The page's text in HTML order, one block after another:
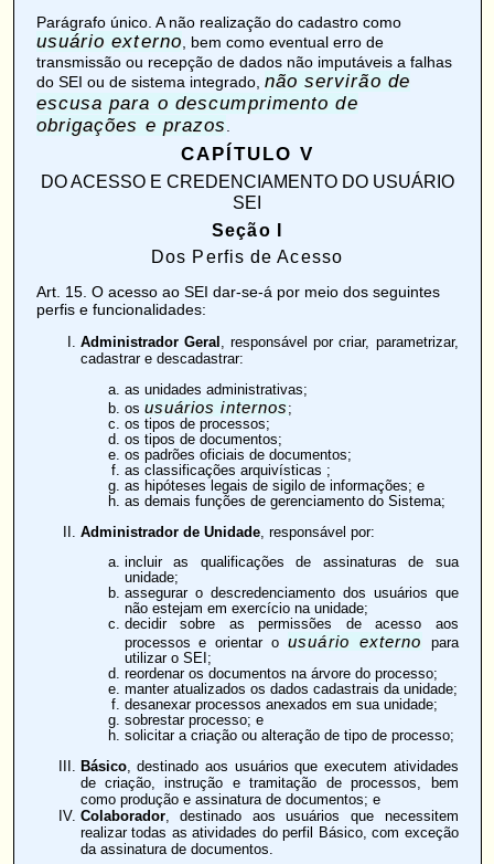
Parágrafo único. A não realização do cadastro como
usuário externo, bem como eventual erro de
transmissão ou recepção de dados não imputáveis a falhas
do SEI ou de sistema integrado, não servirão de
escusa para o descumprimento de
obrigações e prazos.
CAPÍTULO V
DO ACESSO E CREDENCIAMENTO DO USUÁRIO
SEI
Seção I
Dos Perfis de Acesso
Art. 15. O acesso ao SEI dar-se-á por meio dos seguintes
perfis e funcionalidades:
Administrador Geral , responsável por criar, parametrizar,
cadastrar e descadastrar:
as unidades administrativas;
os usuários internos ;
os tipos de processos;
os tipos de documentos;
os padrões oficiais de documentos;
as classificações arquivísticas ;
as hipóteses legais de sigilo de informações; e
as demais funções de gerenciamento do Sistema;
Administrador de Unidade, responsável por:
incluir as qualificações de assinaturas de sua
unidade;
assegurar o descredenciamento dos usuários que
não estejam em exercício na unidade;
decidir sobre as permissões de acesso aos
processos e orientar ousuário externo
para
utilizar o SEI;
reordenar os documentos na árvore do processo;
manter atualizados os dados cadastrais da unidade;
desanexar processos anexados em sua unidade;
sobrestar processo; e
solicitar a criação ou alteração de tipo de processo;
Básico, destinado aos usuários que executem atividades
de criação, instrução e tramitação de processos, bem
como produção e assinatura de documentos; e
Colaborador, destinado aos usuários que necessitem
realizar todas as atividades do perfil Básico, com exceção
da assinatura de documentos.